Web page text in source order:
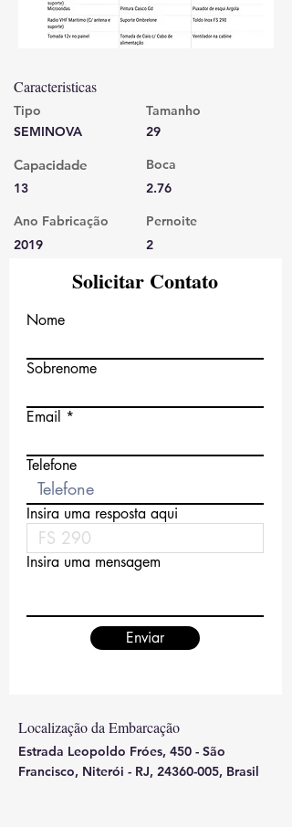
Caracteristicas
Tipo
SEMINOVA
Capacidade
13
Ano Fabricação
2019
Tamanho
29
Boca
2.76
Pernoite
2
Solicitar Contato
Nome
Sobrenome
Email
Telefone
Insira uma resposta aqui
Insira uma mensagem
Enviar
Localização da Embarcação
Estrada Leopoldo Fróes, 450 - São
Francisco, Niterói - RJ, 24360-005, Brasil